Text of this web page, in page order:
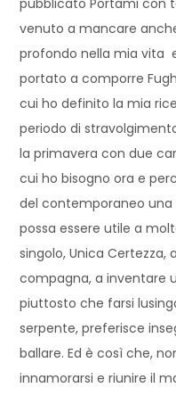
pubblicato Portami con
venuto a mancare
profondo nella mia vita
portato a comporre
cui ho definito la mia
periodo di
la primavera con due
cui ho bisogno ora e
del contemporaneo
possa essere utile a
singolo, Unica
compagna, a inventare
piuttosto che farsi
serpente, preferisce
ballare. Ed è così che,
innamorarsi e riunire il